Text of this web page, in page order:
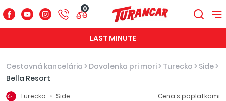
0
LAST MINUTE
Cestovná kancelária > Dovolenka pri mori > Turecko > Side >
Bella Resort
Turecko Side
Cena s poplatkami